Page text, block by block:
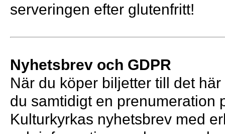
serveringen efter glutenfritt!
Nyhetsbrev och GDPR
När du köper biljetter till det
du samtidigt en prenumeration
Kulturkyrkas nyhetsbrev med